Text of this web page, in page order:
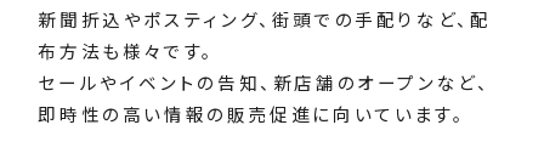
新聞折込やポスティング、街頭での手配りなど、配
布方法も様々です。
セールやイベントの告知、新店舗のオープンなど、
即時性の高い情報の販売促進に向いています。